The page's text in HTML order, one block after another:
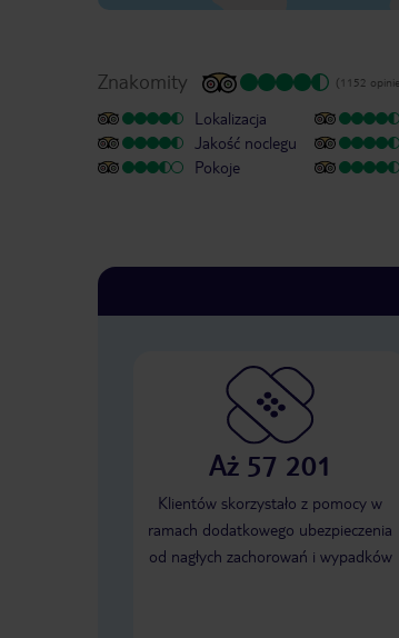
Znakomity (1152
Lokalizacja
Jakość noclegu
Pokoje
Aż 57 201
Klientów skorzystało z pomocy w
ramach dodatkowego ubezpieczenia
od nagłych zachorowań i wypadków